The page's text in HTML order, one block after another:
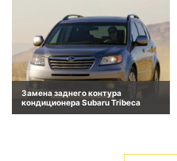
Замена заднего контура
кондиционера Subaru Tribeca